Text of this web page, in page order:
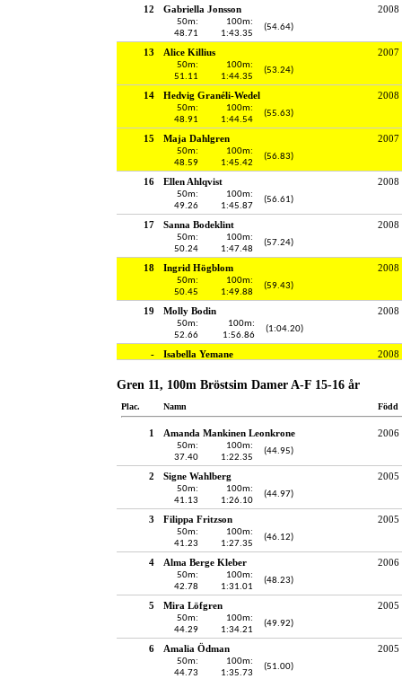
12 Gabriella Jonsson 2008
50m:
48.71
100m:
1:43.35
(54.64)
13 Alice Killius 2007
50m:
51.11
100m:
1:44.35
(53.24)
14 Hedvig Granéli-Wedel 2008
50m:
48.91
100m:
1:44.54
(55.63)
15 Maja Dahlgren 2007
50m:
48.59
100m:
1:45.42
(56.83)
16 Ellen Ahlqvist 2008
50m:
49.26
100m:
1:45.87
(56.61)
17 Sanna Bodeklint 2008
50m:
50.24
100m:
1:47.48
(57.24)
18 Ingrid Högblom 2008
50m:
50.45
100m:
1:49.88
(59.43)
19 Molly Bodin 2008
50m:
52.66
100m:
1:56.86
(1:04.20)
- Isabella Yemane 2008
Gren 11, 100m Bröstsim Damer A-F 15-16 år
Plac. Namn Född
1 Amanda Mankinen Leonkrone 2006
50m:
37.40
100m:
1:22.35
(44.95)
2 Signe Wahlberg 2005
50m:
41.13
100m:
1:26.10
(44.97)
3 Filippa Fritzson 2005
50m:
41.23
100m:
1:27.35
(46.12)
4 Alma Berge Kleber 2006
50m:
42.78
100m:
1:31.01
(48.23)
5 Mira Löfgren 2005
50m:
44.29
100m:
1:34.21
(49.92)
6 Amalia Ödman 2005
50m:
44.73
100m:
1:35.73
(51.00)